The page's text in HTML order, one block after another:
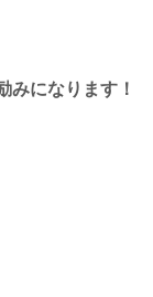
みになります！